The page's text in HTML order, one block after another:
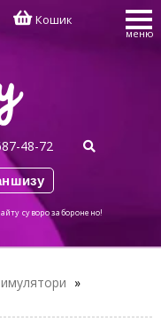
Кошик
меню
48-72
суворо заборонено!
»